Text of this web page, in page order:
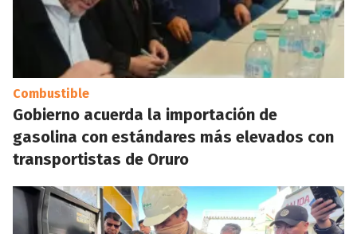
Combustible
Gobierno acuerda la importación de
gasolina con estándares más elevados con
transportistas de Oruro